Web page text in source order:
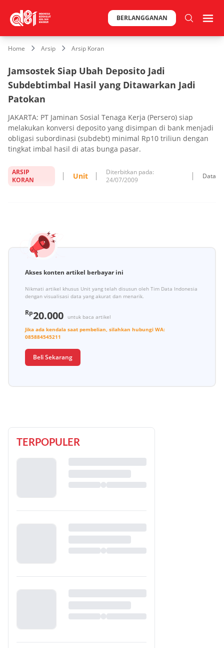
BERLANGGANAN
Home Arsip Arsip Koran
Jamsostek Siap Ubah Deposito Jadi
Subdebtimbal Hasil yang Ditawarkan Jadi
Patokan
JAKARTA: PT Jaminan Sosial Tenaga Kerja (Persero) siap
melakukan konversi deposito yang disimpan di bank menjadi
obligasi subordinasi (subdebt) minimal Rp10 triliun dengan
tingkat imbal hasil di atas bunga pasar.
ARSIP
KORAN
Unit
Diterbitkan pada:
24/07/2009
Data
Akses konten artikel berbayar ini
Nikmati artikel khusus Unit yang telah disusun oleh Tim Data Indonesia
dengan visualisasi data yang akurat dan menarik.
Rp20.000
untuk baca artikel
Jika ada kendala saat pembelian, silahkan hubungi WA:
085884545211
Beli Sekarang
TERPOPULER